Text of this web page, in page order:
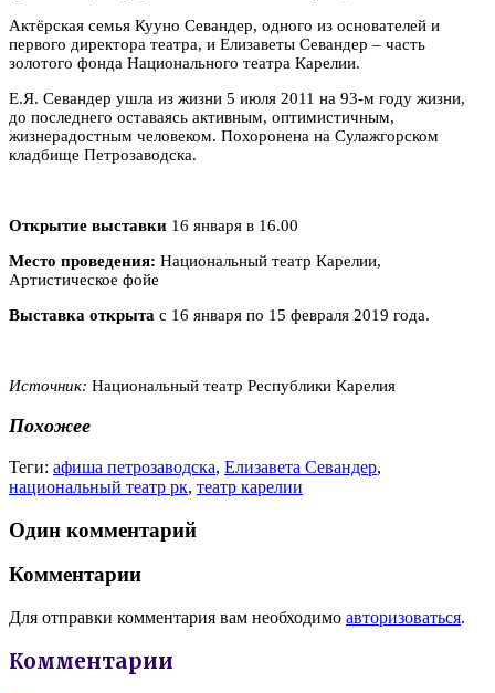
Актёрская семья Кууно Севандер, одного из основателей и
первого директора театра, и Елизаветы Севандер – часть
золотого фонда Национального театра Карелии.
Е.Я. Севандер ушла из жизни 5 июля 2011 на 93-м году жизни,
до последнего оставаясь активным, оптимистичным,
жизнерадостным человеком. Похоронена на Сулажгорском
кладбище Петрозаводска.
Открытие выставки 16 января в 16.00
Место проведения: Национальный театр Карелии,
Артистическое фойе
Выставка открыта с 16 января по 15 февраля 2019 года.
Источник: Национальный театр Республики Карелия
Похожее
Теги: афиша петрозаводска, Елизавета Севандер,
национальный театр рк, театр карелии
Один комментарий
Комментарии
Для отправки комментария вам необходимо авторизоваться.
Комментарии